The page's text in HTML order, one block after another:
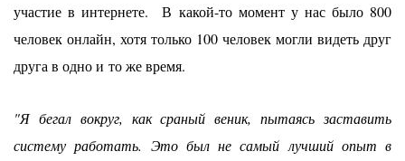
участие в интернете. В какой-то момент у нас было 800
человек онлайн, хотя только 100 человек могли видеть друг
друга в одно и то же время.
"Я бегал вокруг, как сраный веник, пытаясь заставить
систему работать. Это был не самый лучший опыт в